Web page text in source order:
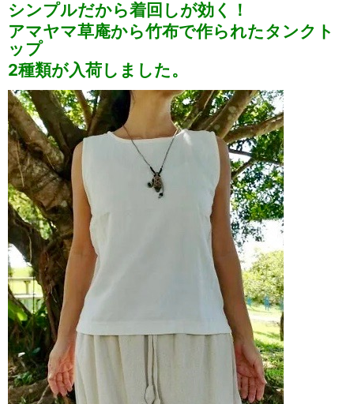
シンプルだから着回しが効く！
アマヤマ草庵から竹布で作られたタンクト
ップ
2種類が入荷しました。